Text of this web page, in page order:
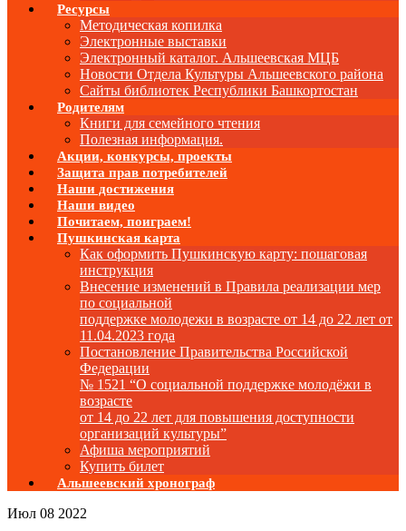
Ресурсы
Методическая копилка
Электронные выставки
Электронный каталог. Альшеевская МЦБ
Новости Отдела Культуры Альшеевского района
Сайты библиотек Республики Башкортостан
Родителям
Книги для семейного чтения
Полезная информация.
Акции, конкурсы, проекты
Защита прав потребителей
Наши достижения
Наши видео
Почитаем, поиграем!
Пушкинская карта
Как оформить Пушкинскую карту: пошаговая
инструкция
Внесение изменений в Правила реализации мер
по социальной
поддержке молодежи в возрасте от 14 до 22 лет от
11.04.2023 года
Постановление Правительства Российской
Федерации
№ 1521 “О социальной поддержке молодёжи в
возрасте
от 14 до 22 лет для повышения доступности
организаций культуры”
Афиша мероприятий
Купить билет
Альшеевский хронограф
Июл 08 2022